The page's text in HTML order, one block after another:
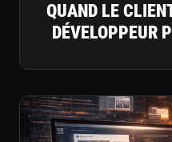
QUAND LE
DÉVELOPPEUR